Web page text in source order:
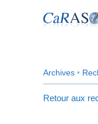
Archives •
Retour aux